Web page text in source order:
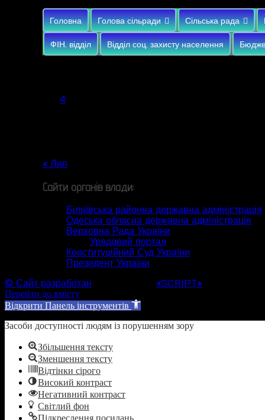
Головна Голова сільради Сільська рада
ФІН. відділ Відділ соц. захисту населення
4
« Лип
Сайти органів влади:
Біляївська районна державна адміністрація
Одеська обласна державна адміністрація
Верховна Рада України
Урядовий портал
Конституційний Суд України
Президент України
© Сайт разработан
«SCRIPT»
Перейти до вмісту
Відкрити Панель інструментів
Засоби доступності людям із порушенням зору
Збільшення тексту
Зменшення тексту
Відтінки сірого
Високий контраст
Негативний контраст
Світлий фон
Підкреслення посилань